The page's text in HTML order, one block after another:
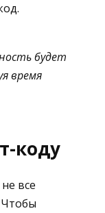
будет
время
коду
все